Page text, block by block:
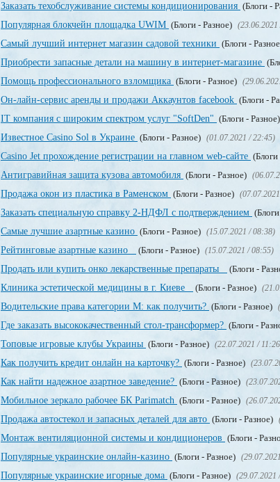
Заказать техобслуживание системы кондиционирования (Блоги -
Популярная блокчейн площадка UWIM (Блоги - Разное)
Самый лучший интернет магазин садовой техники (Блоги -
Приобрести запасные детали на машину в интернет-магазине
Помощь профессионального взломщика (Блоги - Разное)
Он-лайн-сервис аренды и продажи Аккаунтов facebook (Блоги -
IT компания с широким спектром услуг "SoftDen" (Блоги - Разное)
Известное Casino Sol в Украине (Блоги - Разное) (01.07.2021 / 22:45)
Сasino Jet прохождение регистрации на главном web-сайте (Блоги
Антигравийная защита кузова автомобиля (Блоги - Разное)
Продажа окон из пластика в Раменском (Блоги - Разное)
Заказать специальную справку 2-НДФЛ с подтверждением
Самые лучшие азартные казино (Блоги - Разное) (15.07.2021 / 08:38)
Рейтинговые азартные казино (Блоги - Разное) (15.07.2021 / 08:55)
Продать или купить онко лекарственные препараты (Блоги -
Клиника эстетической медицины в г. Киеве (Блоги - Разное)
Водительские права категории М: как получить? (Блоги - Разное)
Где заказать высококачественный стол-трансформер? (Блоги -
Топовые игровые клубы Украины (Блоги - Разное) (22.07.2021 /
Как получить кредит онлайн на карточку? (Блоги - Разное)
Как найти надежное азартное заведение? (Блоги - Разное)
Мобильное зеркало рабочее БК Parimatch (Блоги - Разное)
Продажа автостекол и запасных деталей для авто (Блоги - Разное)
Монтаж вентиляционной системы и кондиционеров (Блоги -
Популярные украинские онлайн-казино (Блоги - Разное)
Популярные украинские игорные дома (Блоги - Разное) (29.07.2021